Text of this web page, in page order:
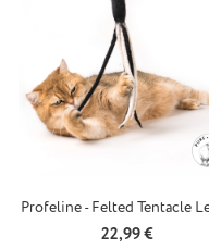
Profeline - Felted Tentacle
Regulärer Preis:
22,99 €